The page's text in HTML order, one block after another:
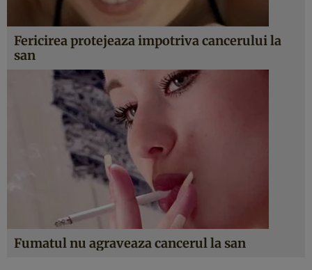
Fericirea protejeaza impotriva cancerului la
san
Fumatul nu agraveaza cancerul la san